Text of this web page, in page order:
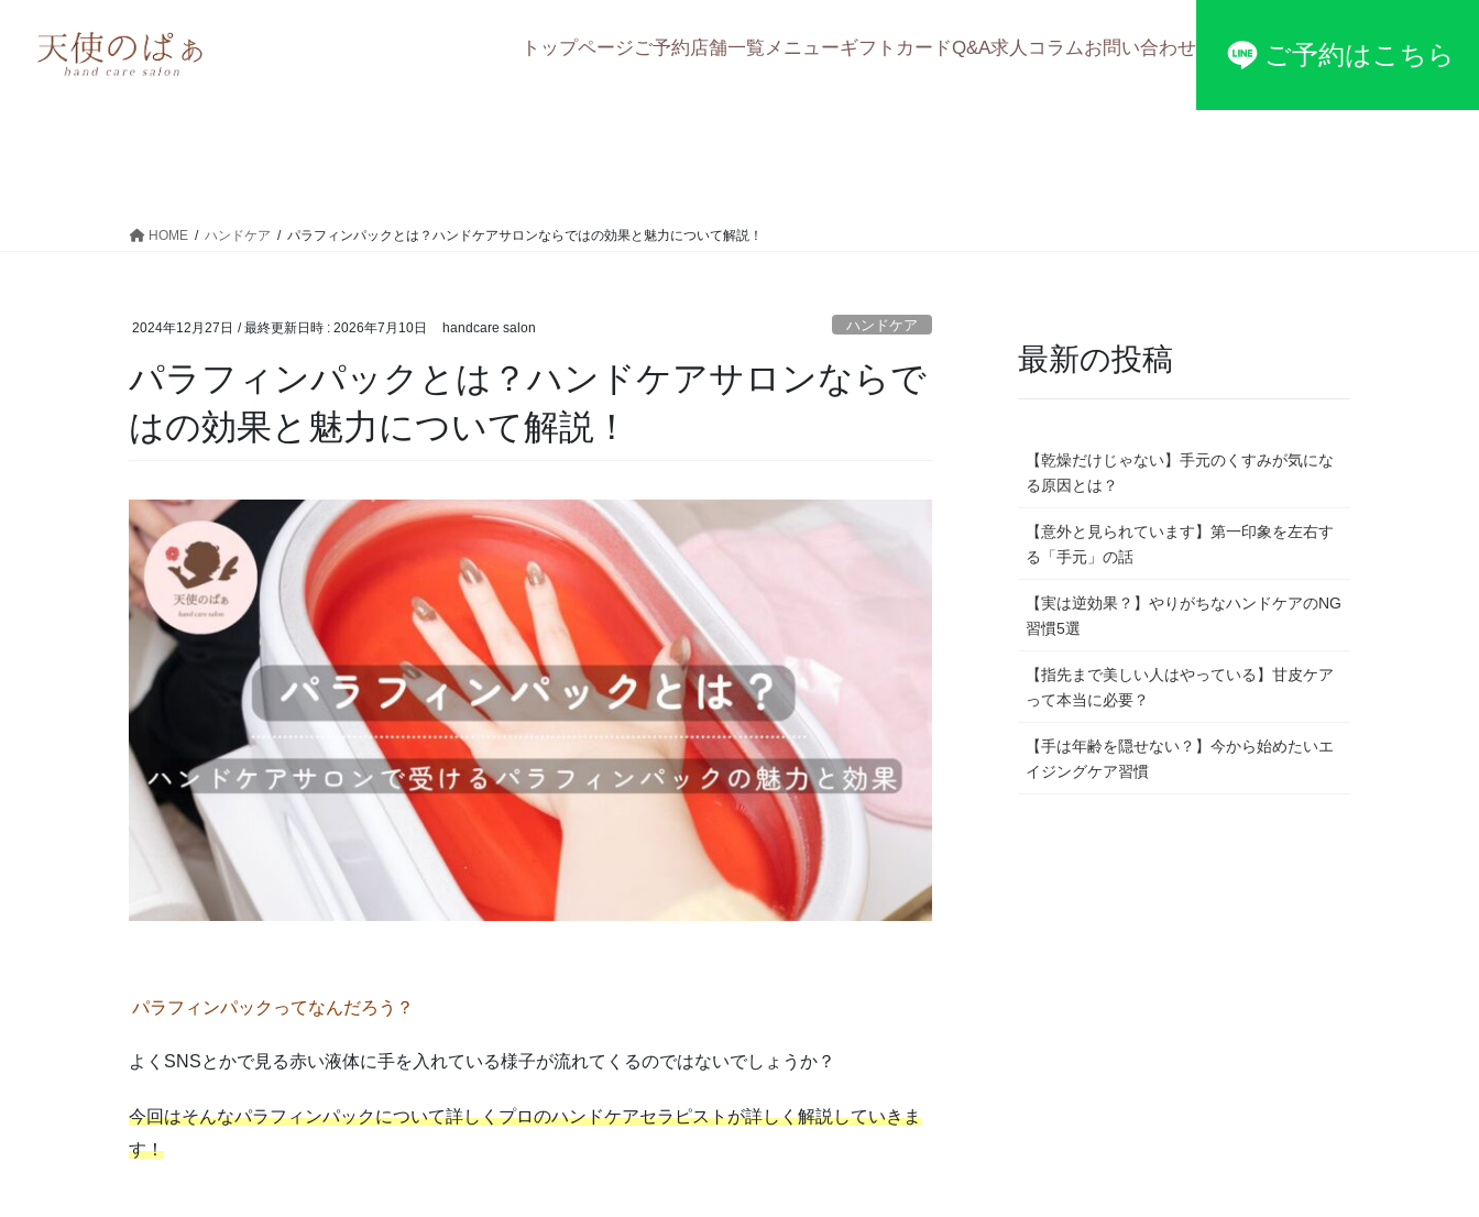
トップページご予約店舗一覧メニューギフトカードQ&A求人 コラムお問い合わせ ご予約はこちら
HOME ハンドケア パラフィンパックとは？ハンドケアサロンならではの効果と魅力について解説！
2024年12月27日 / 最終更新日時 : 2026年7月10日 handcare salon ハンドケア
パラフィンパックとは？ハンドケアサロンならで
はの効果と魅力について解説！
パラフィンパックってなんだろう？
よくSNSとかで見る赤い液体に手を入れている様子が流れてくるのではないでしょうか？
今回はそんなパラフィンパックについて詳しくプロのハンドケアセラピストが詳しく解説していきま
す！
最新の投稿
【乾燥だけじゃない】手元のくすみが気にな
る原因とは？
【意外と見られています】第一印象を左右す
る「手元」の話
【実は逆効果？】やりがちなハンドケアのNG
習慣5選
【指先まで美しい人はやっている】甘皮ケア
って本当に必要？
【手は年齢を隠せない？】今から始めたいエ
イジングケア習慣